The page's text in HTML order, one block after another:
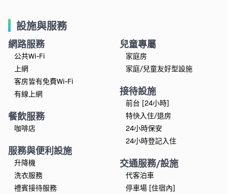
設施與服務
網路服務
公共Wi-Fi
上網
客房皆有免費Wi-Fi
有線上網
餐飲服務
咖啡店
服務與便利設施
升降機
洗衣服務
禮賓接待服務
兒童專屬
家庭房
家庭/兒童友好型設施
接待設施
前台 [24小時]
特快入住/退房
24小時保安
24小時登記入住
交通服務/設施
代客泊車
停車場 [住宿內]